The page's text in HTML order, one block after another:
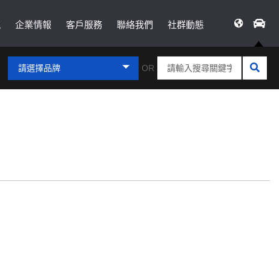
企業情報 客戶服務 聯絡我們 社群動態
請選擇品牌 OR